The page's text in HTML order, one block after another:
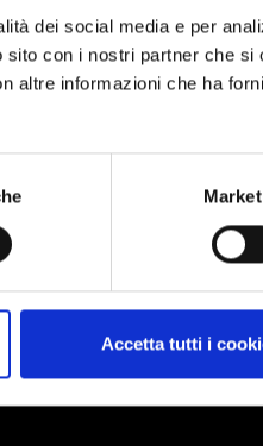
dei social media e per
con i nostri partner che si
altre informazioni che ha
Accetta tutti i